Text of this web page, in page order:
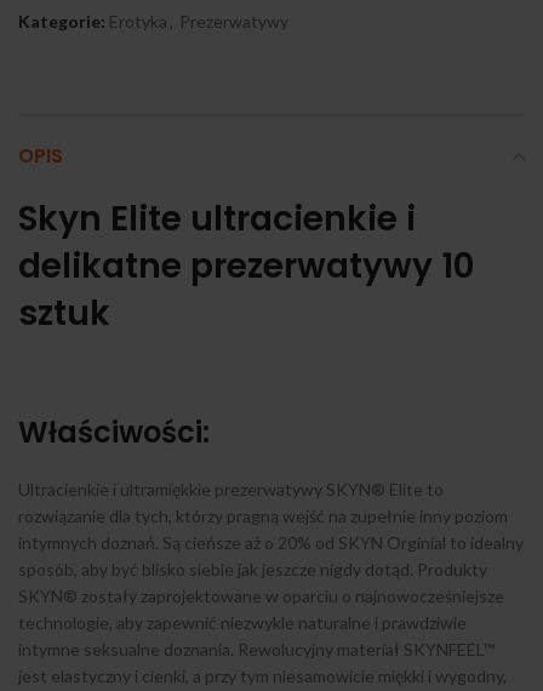
Kategorie: Erotyka Prezerwatywy
OPIS
Skyn Elite ultracienkie i
delikatne prezerwatywy 10
sztuk
Właściwości:
Ultracienkie i ultramiękkie prezerwatywy SKYN® Elite to
rozwiązanie dla tych, którzy pragną wejść na zupełnie inny poziom
intymnych doznań. Są cieńsze aż o 20% od SKYN Orginial to idealny
sposób, aby być blisko siebie jak jeszcze nigdy dotąd. Produkty
SKYN® zostały zaprojektowane w oparciu o najnowocześniejsze
technologie, aby zapewnić niezwykle naturalne i prawdziwie
intymne seksualne doznania. Rewolucyjny materiał SKYNFEEL™
jest elastyczny i cienki, a przy tym niesamowicie miękki i wygodny,